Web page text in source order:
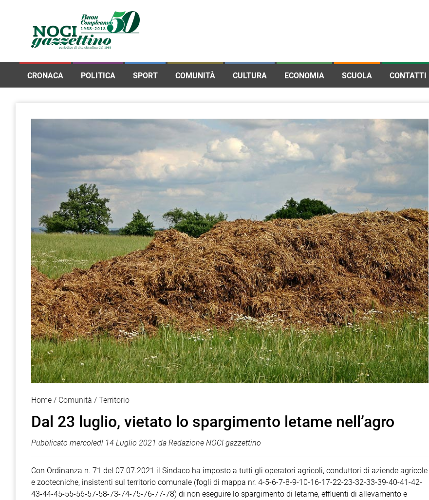
CRONACA POLITICA SPORT COMUNITÀ CULTURA ECONOMIA SCUOLA CONTATTI
Home Comunità Territorio
Dal 23 luglio, vietato lo spargimento letame nell’agro
Pubblicato mercoledì 14 Luglio 2021 da Redazione NOCI gazzettino
Con Ordinanza n. 71 del 07.07.2021 il Sindaco ha imposto a tutti gli operatori agricoli, conduttori di aziende agricole
e zootecniche, insistenti sul territorio comunale (fogli di mappa nr. 4-5-6-7-8-9-10-16-17-22-23-32-33-39-40-41-42-
43-44-45-55-56-57-58-73-74-75-76-77-78) di non eseguire lo spargimento di letame, effluenti di allevamento e